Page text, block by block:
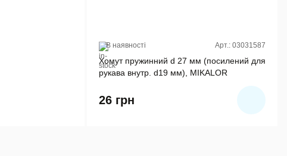
В наявності Арт.: 03031587
Хомут пружинний d 27 мм (посилений для
рукава внутр. d19 мм), MIKALOR
26 грн